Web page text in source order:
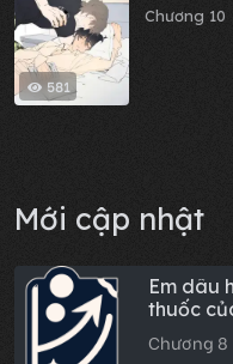
581
Chương 10
Mới cập nhật
Em dâu
thuốc
Chương 8